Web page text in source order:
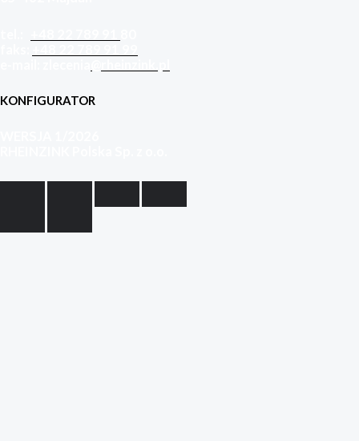
KONFIGURATOR